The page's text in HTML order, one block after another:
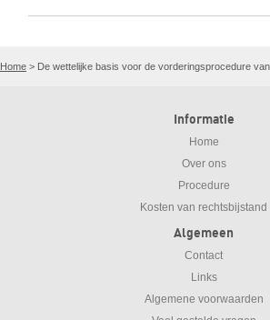
Home > De wettelijke basis voor de vorderingsprocedure
Informatie
Home
Over ons
Procedure
Kosten van rechtsbijstand
Algemeen
Contact
Links
Algemene voorwaarden